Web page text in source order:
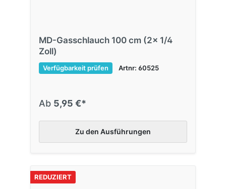
MD-Gasschlauch 100 cm (2x 1/4
Zoll)
Verfügbarkeit prüfen Artnr: 60525
Ab 5,95 €*
Zu den Ausführungen
REDUZIERT